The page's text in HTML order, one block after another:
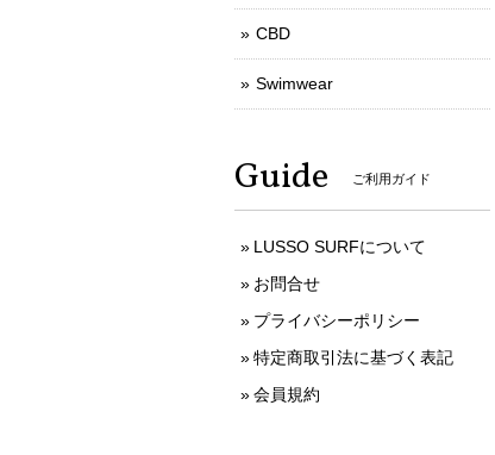
CBD
Swimwear
Guide ご利用ガイド
LUSSO SURFについて
お問合せ
プライバシーポリシー
特定商取引法に基づく表記
会員規約